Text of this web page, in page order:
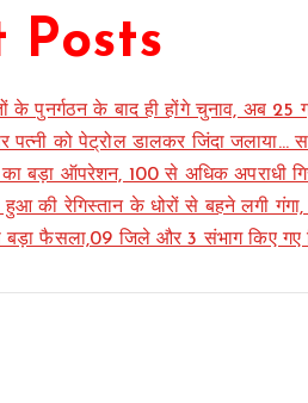
Posts
के पुनर्गठन के बाद ही होंगे चुनाव, अब 25
पत्नी को पेट्रोल डालकर जिंदा जलाया…
बड़ा ऑपरेशन, 100 से अधिक अपराधी
की रेगिस्तान के धोरों से बहने लगी गंगा,
बड़ा फैसला,09 जिले और 3 संभाग किए गए